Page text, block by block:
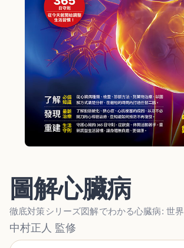
圖解心臟病
中村正人 監修